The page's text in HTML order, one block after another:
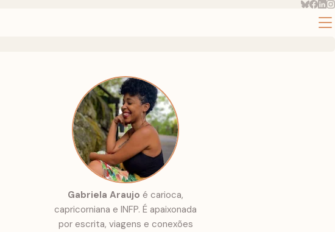
Gabriela Araujo é carioca,
capricorniana e INFP. É apaixonada
por escrita, viagens e conexões